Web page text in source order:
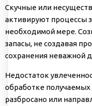
Скучные или
активируют процессы
необходимой мере.
запасы, не создавая
сохранения неважной
Недостаток
обработке
разбросано или